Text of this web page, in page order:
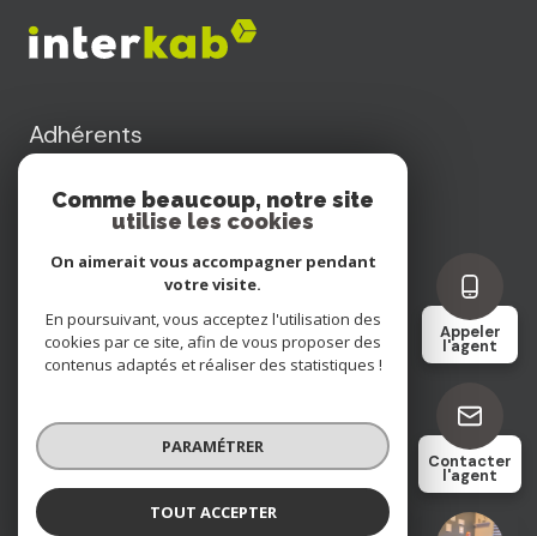
Appeler
l'agent
Contacter
l'agent
Adhérents
Nos honoraires
Nos partenaires
Mentions légales
Admin
Comme beaucoup, notre site
utilise les cookies
On aimerait vous accompagner pendant
votre visite.
En poursuivant, vous acceptez l'utilisation des
cookies par ce site, afin de vous proposer des
contenus adaptés et réaliser des statistiques !
PARAMÉTRER
TOUT ACCEPTER